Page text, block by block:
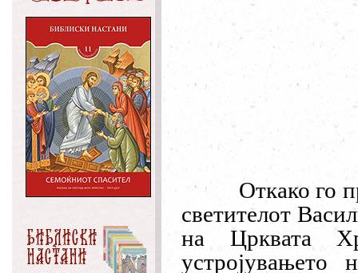
Откако го
светителот
на Црквата
устројувањето